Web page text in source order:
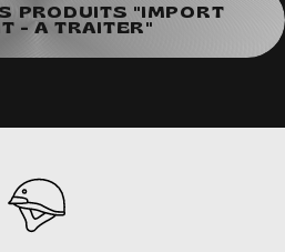
PRODUITS "IMPORT
- A TRAITER"